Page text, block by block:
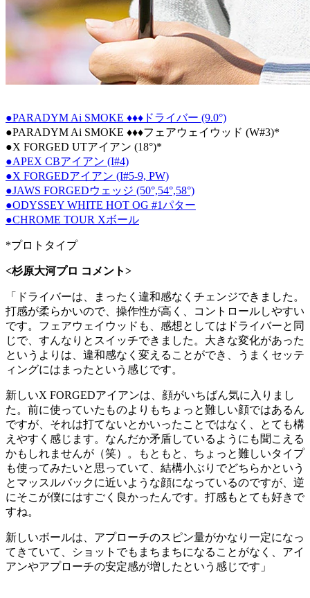
●PARADYM Ai SMOKE ♦♦♦ドライバー (9.0°)
●PARADYM Ai SMOKE ♦♦♦フェアウェイウッド (W#3)*
●X FORGED UTアイアン (18°)*
●APEX CBアイアン (I#4)
●X FORGEDアイアン (I#5-9, PW)
●JAWS FORGEDウェッジ (50°,54°,58°)
●ODYSSEY WHITE HOT OG #1パター
●CHROME TOUR Xボール
*プロトタイプ
<杉原大河プロ コメント>
「ドライバーは、まったく違和感なくチェンジできました。
打感が柔らかいので、操作性が高く、コントロールしやすい
です。フェアウェイウッドも、感想としてはドライバーと同
じで、すんなりとスイッチできました。大きな変化があった
というよりは、違和感なく変えることができ、うまくセッテ
ィングにはまったという感じです。
新しいX FORGEDアイアンは、顔がいちばん気に入りまし
た。前に使っていたものよりもちょっと難しい顔ではあるん
ですが、それは打てないとかいったことではなく、とても構
えやすく感じます。なんだか矛盾しているようにも聞こえる
かもしれませんが（笑）。もともと、ちょっと難しいタイプ
も使ってみたいと思っていて、結構小ぶりでどちらかという
とマッスルバックに近いような顔になっているのですが、逆
にそこが僕にはすごく良かったんです。打感もとても好きで
すね。
新しいボールは、アプローチのスピン量がかなり一定になっ
てきていて、ショットでもまちまちになることがなく、アイ
アンやアプローチの安定感が増したという感じです」